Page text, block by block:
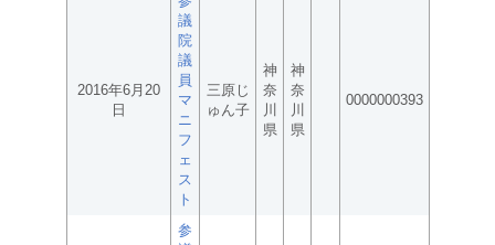
2016年6月20
日
議
院
議
員
マ
ニ
フ
ェ
ス
ト
三原じ
ゅん子
神
奈
川
県
神
奈
川
県
0000000393
参